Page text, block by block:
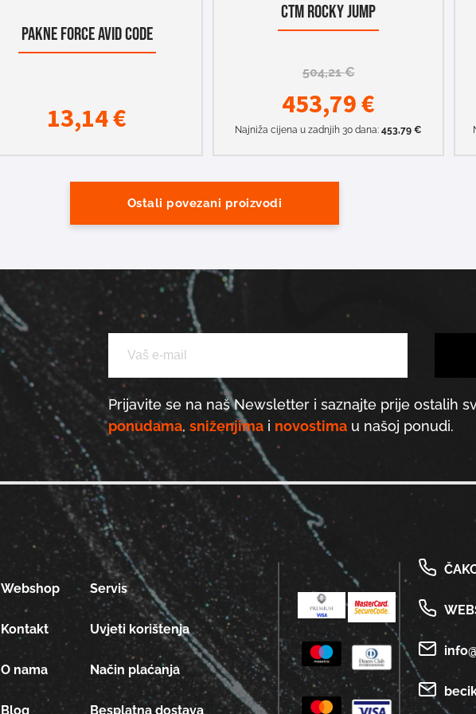
PAKNE FORCE AVID CODE
13,14€
CTM ROCKY JUMP
504,21€
453,79€
Najniža cijena u zadnjih 30 dana:453,79€
Ostali povezani proizvodi
Prijavite se na naš Newsletter i saznajte prije ostalih
ponudama, sniženjimai novostimau našoj ponudi.
Webshop
Kontakt
O nama
Blog
Servis
Uvjeti korištenja
Način plaćanja
Besplatna dostava